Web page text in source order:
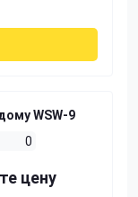
WSW-9
0
цену